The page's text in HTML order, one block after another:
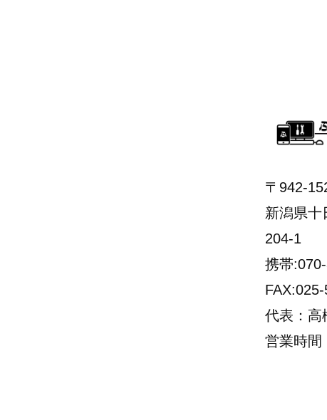
〒942-
新潟県十
204-1
携帯
代表：高
営業時